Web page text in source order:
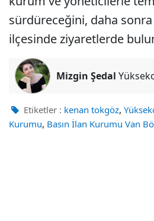
sürdüreceğini, daha
ilçesinde ziyaretlerde
Mizgin Şedal
Etiketler : kenan tokgöz,
Kurumu, Basın İlan Kurumu Van